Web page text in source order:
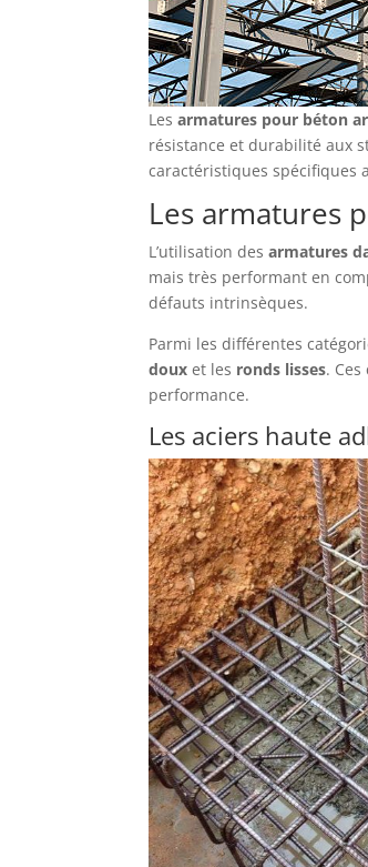
Lesarmatures pour béton
résistance et durabilité aux
caractéristiques spécifiques
Les armatures
L’utilisation desarmatures
mais très performant en
défauts intrinsèques.
Parmi les différentes
doux et les ronds lisses.
performance.
Les aciers haute